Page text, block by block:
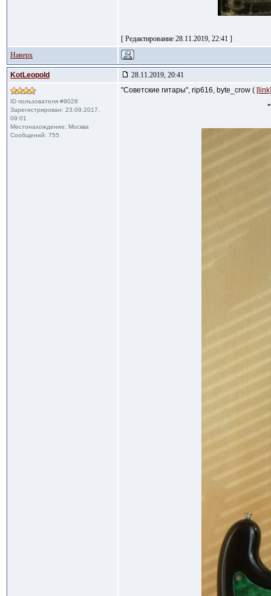
[ Редактирование 28.11.2019, 22:41 ]
Наверх
KotLeopold 28.11.2019, 20:41
ID пользователя #9028
Зарегистрирован: 23.09.2017,
09:01
Местонахождение: Москва
Сообщений: 755
"Советские гитары", rip616, bуtе_сrow ( [link]